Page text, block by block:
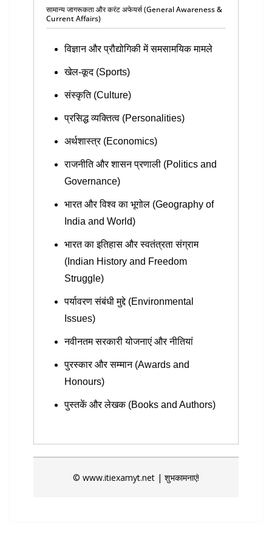
सामान्य जागरूकता और करंट अफेयर्स (General Awareness &
Current Affairs)
विज्ञान और प्रौद्योगिकी में समसामयिक मामले
खेल-कूद (Sports)
संस्कृति (Culture)
प्रसिद्ध व्यक्तित्व (Personalities)
अर्थशास्त्र (Economics)
राजनीति और शासन प्रणाली (Politics and
Governance)
भारत और विश्व का भूगोल (Geography of
India and World)
भारत का इतिहास और स्वतंत्रता संग्राम
(Indian History and Freedom
Struggle)
पर्यावरण संबंधी मुद्दे (Environmental
Issues)
नवीनतम सरकारी योजनाएं और नीतियां
पुरस्कार और सम्मान (Awards and
Honours)
पुस्तकें और लेखक (Books and Authors)
© www.itiexamyt.net | शुभकामनाएं!